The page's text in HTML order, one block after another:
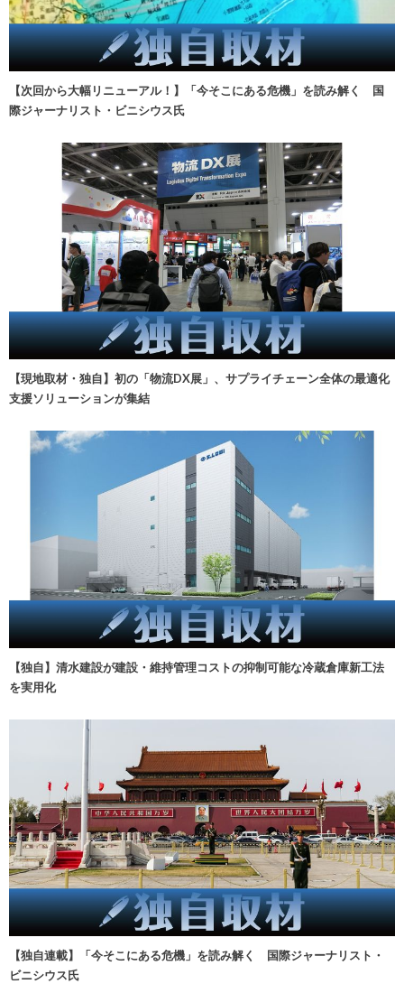
【次回から大幅リニューアル！】「今そこにある危機」を読み解く 国
際ジャーナリスト・ビニシウス氏
【現地取材・独自】初の「物流DX展」、サプライチェーン全体の最適化
支援ソリューションが集結
【独自】清水建設が建設・維持管理コストの抑制可能な冷蔵倉庫新工法
を実用化
【独自連載】「今そこにある危機」を読み解く 国際ジャーナリスト・
ビニシウス氏